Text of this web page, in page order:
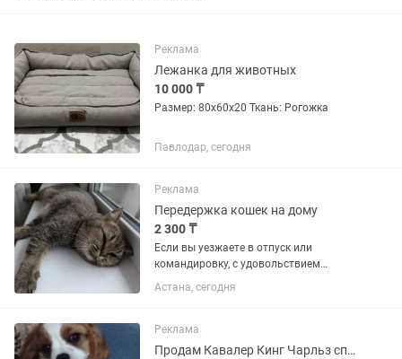
Реклама
Лежанка для животных
10 000 ₸
Размер: 80x60x20 Ткань: Рогожка
Павлодар, сегодня
Реклама
Передержка кошек на дому
2 300 ₸
Если вы уезжаете в отпуск или
командировку, с удовольствием
позабочусь о вашем питомце. Кошки
живут в квартире без клеток и
перемещением по дому. В квартире
есть кондиционер,...
Астана, сегодня
Реклама
Продам Кавалер Кинг Чарльз спаниель